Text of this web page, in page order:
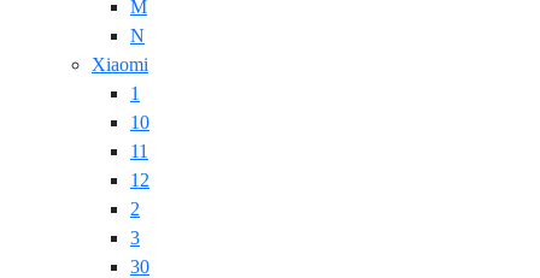
M
N
Xiaomi
1
10
11
12
2
3
30